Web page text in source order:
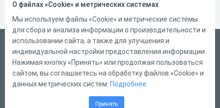
Русский
Справка
Форма обратной связи
О файлах «Cookie» и метрических системах
Мы используем файлы «Cookie» и метрические системы
для сбора и анализа информации о производительности и
использовании сайта, а также для улучшения и
индивидуальной настройки предоставления информации.
Нажимая кнопку «Принять» или продолжая пользоваться
сайтом, вы соглашаетесь на обработку файлов «Cookie» и
данных метрических систем. Подробнее
Принять